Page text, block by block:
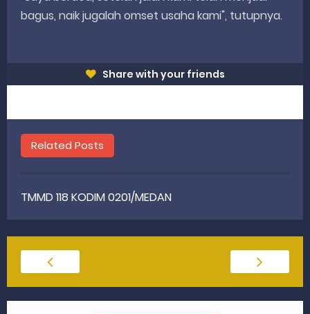
bagus, naik jugalah omset usaha kami", tutupnya.
Share with your friends
Related Posts
TMMD 118 KODIM 0201/MEDAN